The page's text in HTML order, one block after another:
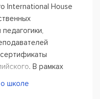
International House
сертификаты
В рамках
можно
International House
школе